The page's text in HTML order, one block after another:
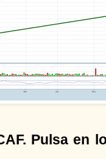
Pulsa en